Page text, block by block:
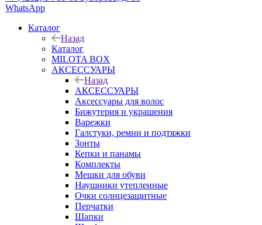
WhatsApp
Каталог
Назад
Каталог
MILOTA BOX
АКСЕССУАРЫ
Назад
АКСЕССУАРЫ
Аксессуары для волос
Бижутерия и украшения
Варежки
Галстуки, ремни и подтяжки
Зонты
Кепки и панамы
Комплекты
Мешки для обуви
Наушники утепленные
Очки солнцезащитные
Перчатки
Шапки